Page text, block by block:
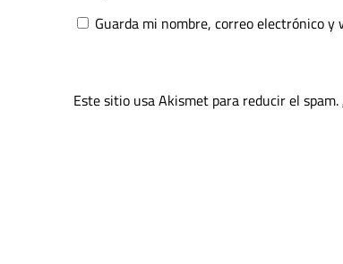
Guarda mi nombre, correo electrónico
Este sitio usa Akismet para reducir el spam.